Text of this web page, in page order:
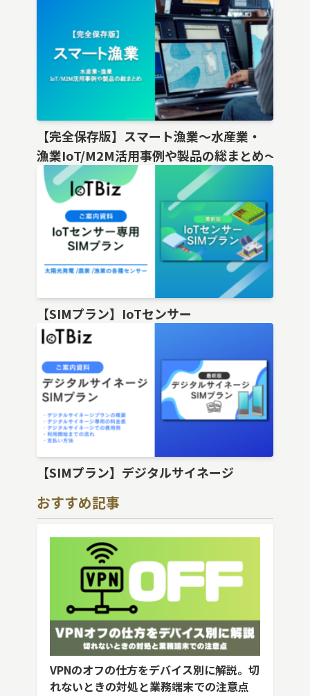
【完全保存版】スマート漁業〜水産業・
漁業IoT/M2M活用事例や製品の総まとめ〜
【SIMプラン】IoTセンサー
【SIMプラン】デジタルサイネージ
おすすめ記事
VPNのオフの仕方をデバイス別に解説。切
れないときの対処と業務端末での注意点